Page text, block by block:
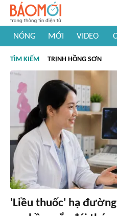
NÓNG MỚI VIDEO
#Khám phá thế giới
TÌM KIẾM TRỊNH HỒNG SƠN
'Liều thuốc' hạ